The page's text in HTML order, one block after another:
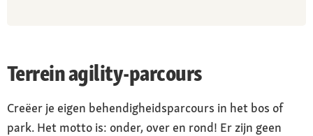
Terrein agility-parcours
Creëer je eigen behendigheidsparcours in het bos of
park. Het motto is: onder, over en rond! Er zijn geen